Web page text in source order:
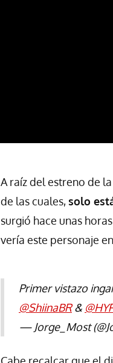
A raíz del estreno de
de las cuales, solo
surgió hace unas
vería este personaje
Primer vistazo
@ShiinaBR&
— Jorge_Most